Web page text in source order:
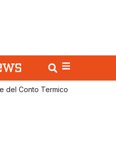
del Conto Termico